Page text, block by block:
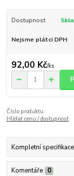
Dostupnost
Nejsme plátci DPH
92,00 Kč/ks
Číslo produktu:
Hlídat cenu / dostupnost
Kompletní specifikace
Komentáře 0